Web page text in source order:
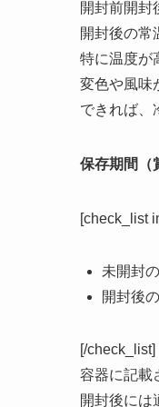
人によって
実際のとこ
こちらでは
開封前開
開封後の
できれば、